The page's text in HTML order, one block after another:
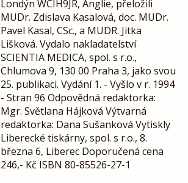
Londýn WCIH9JR, Anglie, přeložili
MUDr. Zdislava Kasalová, doc. MUDr.
Pavel Kasal, CSc., a MUDR. Jitka
Lišková. Vydalo nakladatelství
SCIENTIA MEDICA, spol. s r.o.,
Chlumova 9, 130 00 Praha 3, jako svou
25. publikaci. Vydání 1. - Vyšlo v r. 1994
- Stran 96 Odpovědná redaktorka:
Mgr. Světlana Hájková Výtvarná
redaktorka: Dana Sušanková Vytiskly
Liberecké tiskárny, spol. s r.o., 8.
března 6, Liberec Doporučená cena
246,- Kč ISBN 80-85526-27-1